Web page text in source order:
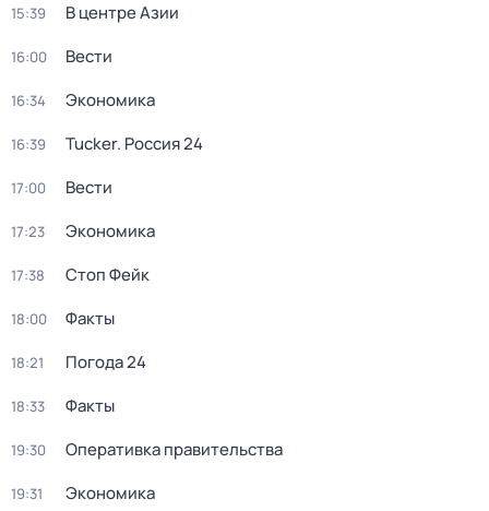
15:39 В центре Азии
16:00 Вести
16:34 Экономика
16:39 Tucker. Россия 24
17:00 Вести
17:23 Экономика
17:38 Стоп Фейк
18:00 Факты
18:21 Погода 24
18:33 Факты
19:30 Оперативка правительства
19:31 Экономика